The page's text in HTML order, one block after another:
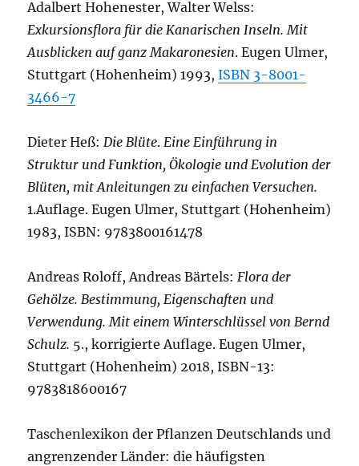
Adalbert Hohenester, Walter Welss:
Exkursionsflora für die Kanarischen Inseln. Mit
Ausblicken auf ganz Makaronesien. Eugen Ulmer,
Stuttgart (Hohenheim) 1993,ISBN 3-8001-
3466-7
Dieter Heß:Die Blüte. Eine Einführung in
Struktur und Funktion, Ökologie und Evolution der
Blüten, mit Anleitungen zu einfachen Versuchen.
1.Auflage. Eugen Ulmer, Stuttgart (Hohenheim)
1983, ISBN: 9783800161478
Andreas Roloff, Andreas Bärtels:Flora der
Gehölze. Bestimmung, Eigenschaften und
Verwendung. Mit einem Winterschlüssel von Bernd
Schulz. 5., korrigierte Auflage. Eugen Ulmer,
Stuttgart (Hohenheim) 2018, ISBN-13:
9783818600167
Taschenlexikon der Pflanzen Deutschlands und
angrenzender Länder: die häufigsten